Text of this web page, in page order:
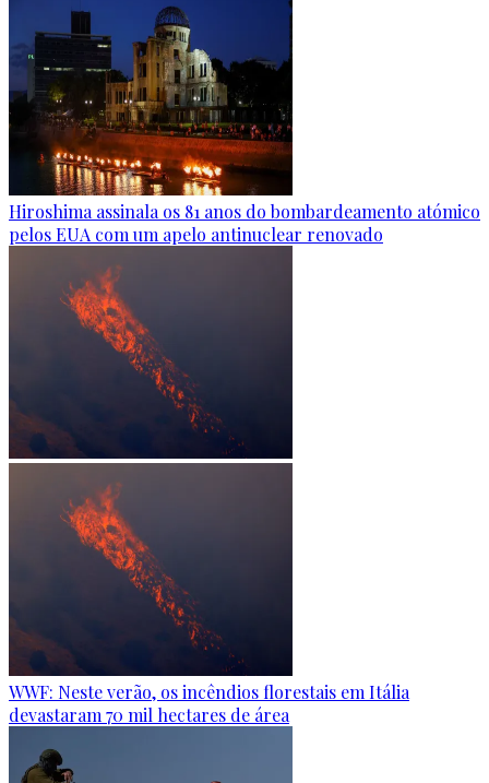
Hiroshima assinala os 81 anos do bombardeamento atómico
pelos EUA com um apelo antinuclear renovado
WWF: Neste verão, os incêndios florestais em Itália
devastaram 70 mil hectares de área